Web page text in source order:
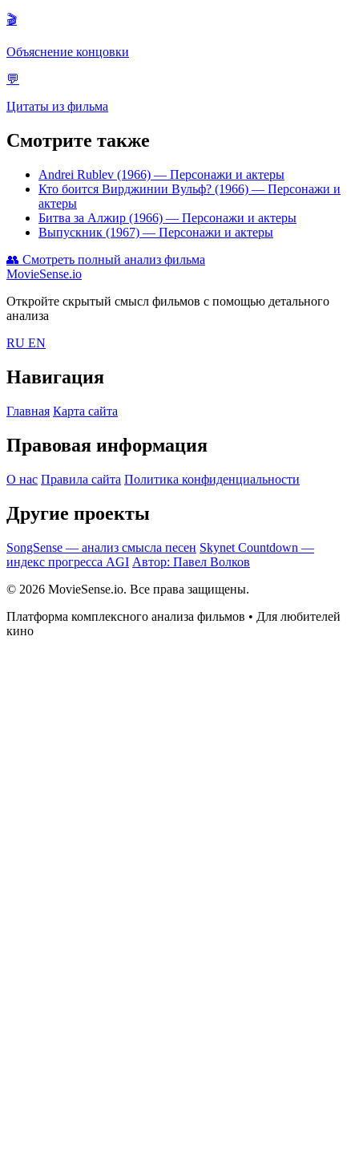
🎬
Объяснение концовки
💬
Цитаты из фильма
Смотрите также
Andrei Rublev (1966) — Персонажи и актеры
Кто боится Вирджинии Вульф? (1966) — Персонажи и
актеры
Битва за Алжир (1966) — Персонажи и актеры
Выпускник (1967) — Персонажи и актеры
👥 Смотреть полный анализ фильма
MovieSense.io
Откройте скрытый смысл фильмов с помощью детального
анализа
RU EN
Навигация
Главная Карта сайта
Правовая информация
О нас Правила сайта Политика конфиденциальности
Другие проекты
SongSense — анализ смысла песен Skynet Countdown —
индекс прогресса AGI Автор: Павел Волков
© 2026 MovieSense.io. Все права защищены.
Платформа комплексного анализа фильмов • Для любителей
кино